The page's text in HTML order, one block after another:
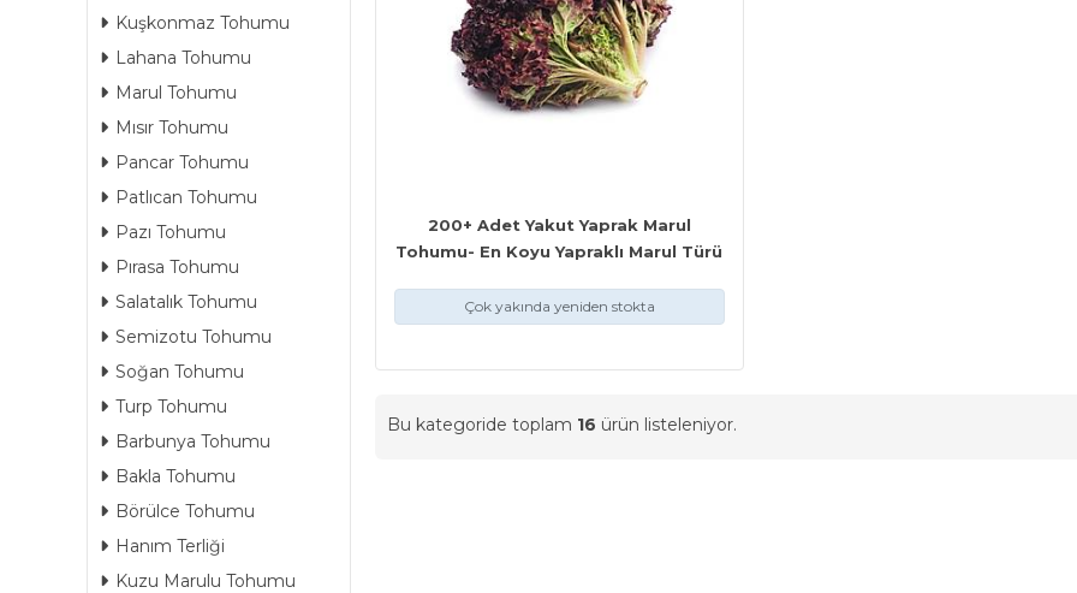
Kuşkonmaz Tohumu
Lahana Tohumu
Marul Tohumu
Mısır Tohumu
Pancar Tohumu
Patlıcan Tohumu
Pazı Tohumu
Pırasa Tohumu
Salatalık Tohumu
Semizotu Tohumu
Soğan Tohumu
Turp Tohumu
Barbunya Tohumu
Bakla Tohumu
Börülce Tohumu
Hanım Terliği
Kuzu Marulu Tohumu
200+ Adet Yakut Yaprak Marul
Tohumu- En Koyu Yapraklı Marul Türü
Çok yakında yeniden stokta
Bu kategoride toplam 16 ürün listeleniyor.